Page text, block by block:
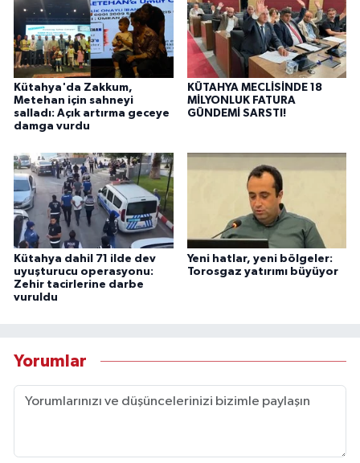
Kütahya'da Zakkum,
Metehan için sahneyi
salladı: Açık artırma geceye
damga vurdu
KÜTAHYA MECLİSİNDE 18
MİLYONLUK FATURA
GÜNDEMİ SARSTI!
Kütahya dahil 71 ilde dev
uyuşturucu operasyonu:
Zehir tacirlerine darbe
vuruldu
Yeni hatlar, yeni bölgeler:
Torosgaz yatırımı büyüyor
Yorumlar